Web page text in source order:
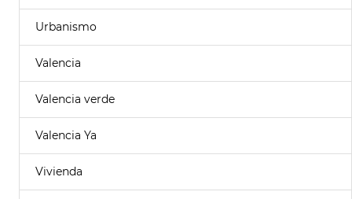
Urbanismo
Valencia
Valencia verde
Valencia Ya
Vivienda